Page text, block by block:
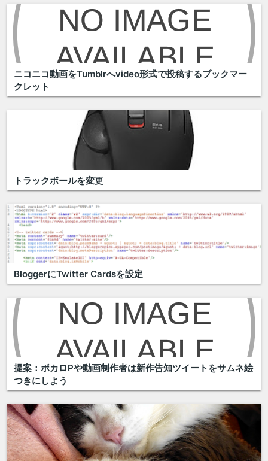
ニコニコ動画をTumblrへvideo形式で投稿するブックマー
クレット
トラックボールを変更
BloggerにTwitter Cardsを設定
提案：ボカロPや動画制作者は新作告知ツイートをサムネ絵
つきにしよう